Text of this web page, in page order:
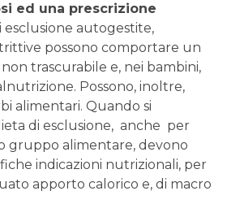
ed una prescrizione
esclusione autogestite,
possono comportare un
trascurabile e, nei bambini,
Possono, inoltre,
alimentari. Quando si
di esclusione, anche per
alimentare, devono
indicazioni nutrizionali, per
apporto calorico e, di macro